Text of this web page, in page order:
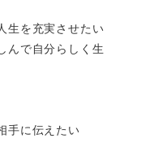
生を充実させたい
んで自分らしく生
手に伝えたい